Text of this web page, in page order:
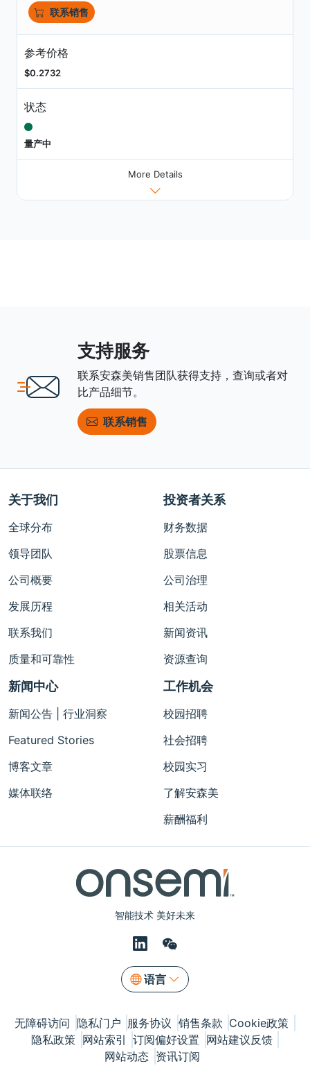
联系销售
参考价格
$0.2732
状态
量产中
More Details
支持服务
联系安森美销售团队获得支持，查询或者对
比产品细节。
联系销售
智能技术 美好未来
语言
关于我们
全球分布
领导团队
公司概要
发展历程
联系我们
质量和可靠性
投资者关系
财务数据
股票信息
公司治理
相关活动
新闻资讯
资源查询
新闻中心
新闻公告 | 行业洞察
Featured Stories
博客文章
媒体联络
工作机会
校园招聘
社会招聘
校园实习
了解安森美
薪酬福利
无障碍访问 隐私门户 服务协议 销售条款 Cookie政策
隐私政策 网站索引 订阅偏好设置 网站建议反馈
网站动态 资讯订阅